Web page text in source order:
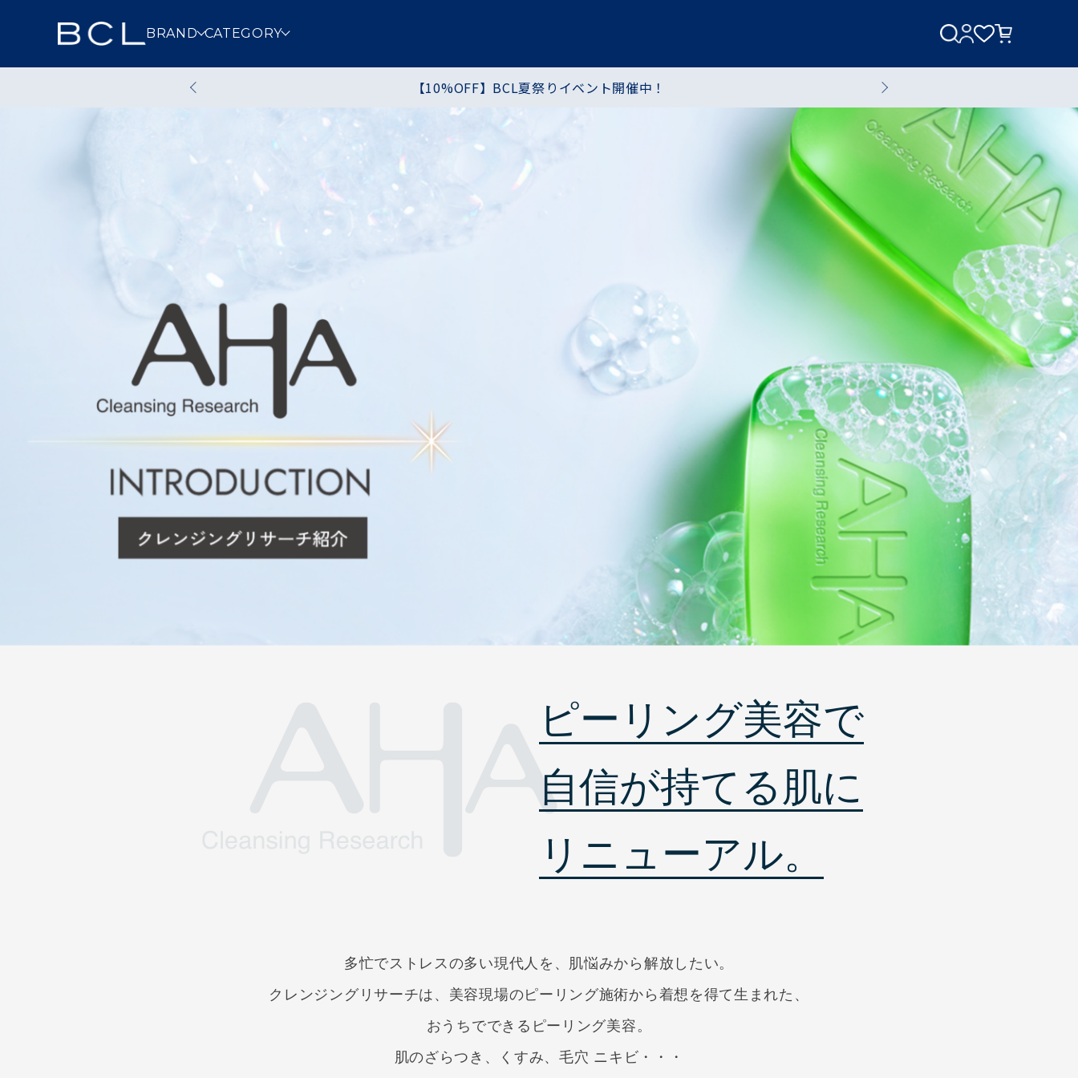
BRAND
ブランド一覧へ
CATEGORY
メイクアップ ヘア・ハンド・ボディ 美容家電
シートマスク・パック
全てのスキンケアアイテム
【10%OFF】BCL夏祭りイベント開催中！
ピーリング美容で
自信が持てる肌に
リニューアル。
多忙でストレスの多い現代人を、肌悩みから解放したい。
クレンジングリサーチは、美容現場のピーリング施術から 着想を得て生まれた、
おうちでできるピーリング美容。
肌のざらつき、くすみ、毛穴 ニキビ・・・